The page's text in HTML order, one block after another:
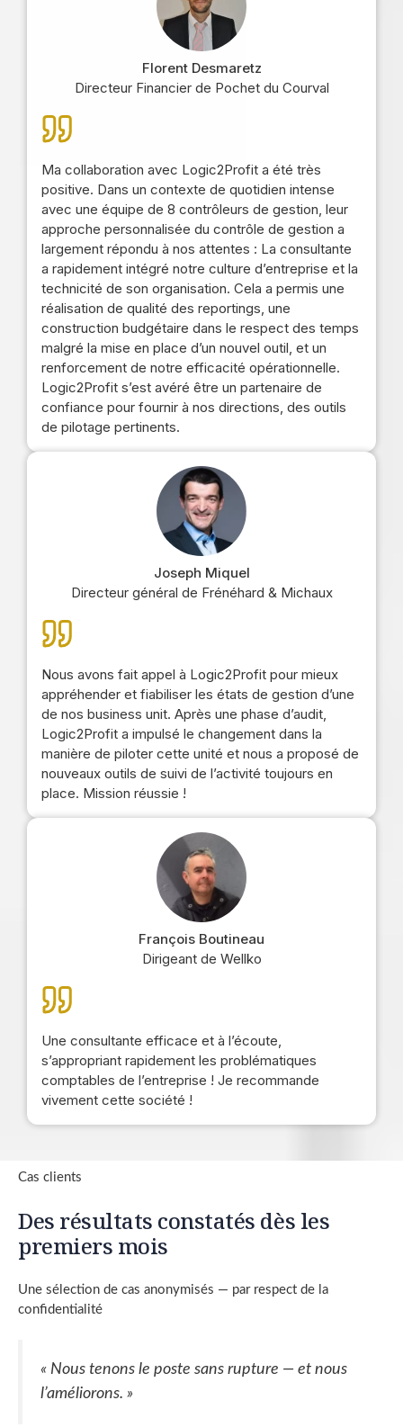
Florent Desmaretz
Directeur Financier de Pochet du Courval
Ma collaboration avec Logic2Profit a été très
positive. Dans un contexte de quotidien intense
avec une équipe de 8 contrôleurs de gestion, leur
approche personnalisée du contrôle de gestion a
largement répondu à nos attentes : La consultante
a rapidement intégré notre culture d’entreprise et la
technicité de son organisation. Cela a permis une
réalisation de qualité des reportings, une
construction budgétaire dans le respect des temps
malgré la mise en place d’un nouvel outil, et un
renforcement de notre efficacité opérationnelle.
Logic2Profit s’est avéré être un partenaire de
confiance pour fournir à nos directions, des outils
de pilotage pertinents.
Joseph Miquel
Directeur général de Frénéhard & Michaux
Nous avons fait appel à Logic2Profit pour mieux
appréhender et fiabiliser les états de gestion d’une
de nos business unit. Après une phase d’audit,
Logic2Profit a impulsé le changement dans la
manière de piloter cette unité et nous a proposé de
nouveaux outils de suivi de l’activité toujours en
place. Mission réussie !
François Boutineau
Dirigeant de Wellko
Une consultante efficace et à l’écoute,
s’appropriant rapidement les problématiques
comptables de l’entreprise ! Je recommande
vivement cette société !
Cas clients
Des résultats constatés dès les
premiers mois
Une sélection de cas anonymisés — par respect de la
confidentialité
« Nous tenons le poste sans rupture — et nous
l’améliorons. »